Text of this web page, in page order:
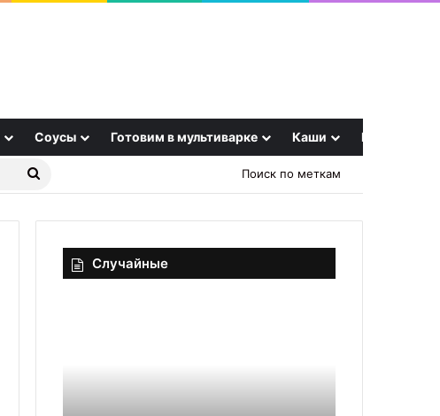
Соусы Готовим в мультиварке Каши Еще
Найти
Поиск по меткам
Случайные